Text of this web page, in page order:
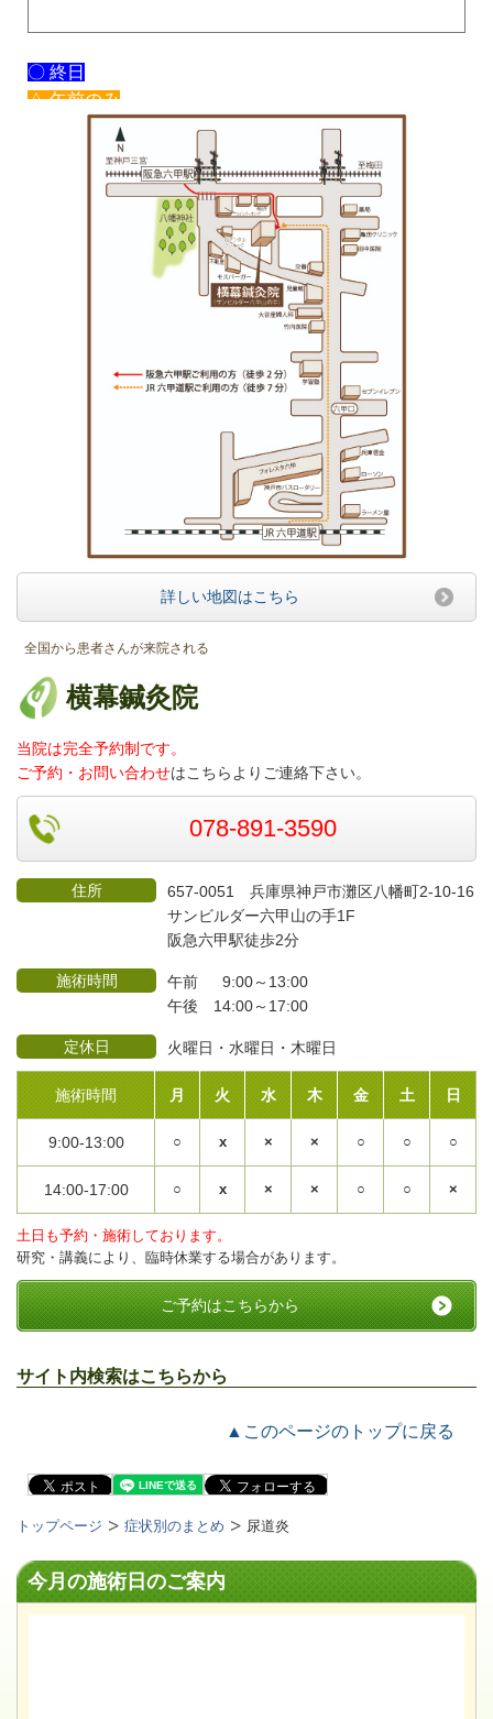
〇 終日
△ 午前のみ
詳しい地図はこちら
全国から患者さんが来院される
横幕鍼灸院
当院は完全予約制です。
ご予約・お問い合わせはこちらよりご連絡下さい。
078-891-3590
住所
657-0051 兵庫県神戸市灘区八幡町2-10-16
サンビルダー六甲山の手1F
阪急六甲駅徒歩2分
施術時間
午前 9:00～13:00
午後 14:00～17:00
定休日 火曜日・水曜日・木曜日
施術時間 月 火 水 木 金 土 日
9:00-13:00 ○ x × × ○ ○ ○
14:00-17:00 ○ x × × ○ ○ ×
土日も予約・施術しております。
研究・講義により、臨時休業する場合があります。
ご予約はこちらから
サイト内検索はこちらから
▲このページのトップに戻る
トップページ 症状別のまとめ 尿道炎
今月の施術日のご案内